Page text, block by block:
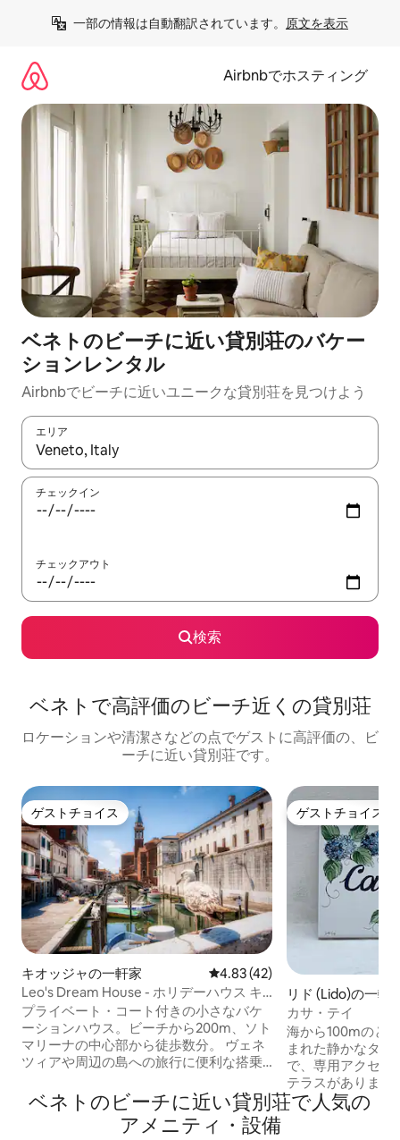
一部の情報は自動翻訳されています。 原文を表示
Airbnbでホスティング
ベネトのビーチに近い貸別荘のバケー
ションレンタル
Airbnbでビーチに近いユニークな貸別荘を見つけよう
エリア
検索結果が表示されたら、上下の矢印キーを使って移動するか
チェックイン
チェックアウト
検索
ベネトで高評価のビーチ近くの貸別荘
ロケーションや清潔さなどの点でゲストに高評価の、ビ
ーチに近い貸別荘です。
ゲストチョイス
ゲストチョイス
キオッジャの一軒家 レビュー42件、5つ星中4.83つ
4.83 (42)
Leo's Dream House - ホリデーハウス キ
オッジャ ヴェネツィア
プライベート・コート付きの小さなバケ
ーションハウス。ビーチから200m、ソト
マリーナの中心部から徒歩数分。 ヴェネ
ツィアや周辺の島への旅行に便利な搭乗
スルーム、2階にダブルベッドルームが2
部屋。 各部屋にエアコン、Wi-Fi、テレビ
（Tim Visionチャンネル付きスマートテレ
ゲストチョイス
ゲストチョイス
リド (Lido)の一軒
カサ・テイ
海から100mのと
まれた静かなタ
で、専用アクセス
テラスがあります
キッチン、ダブル
ビ、Wi-Fi、シャ
ベネトのビーチに近い貸別荘で人気の
アメニティ・設備